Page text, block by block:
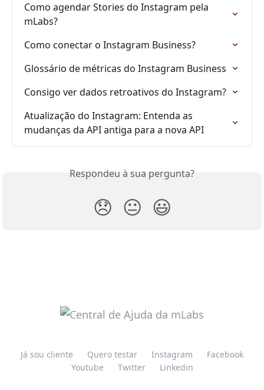
Como agendar Stories do Instagram pela
mLabs?
Como conectar o Instagram Business?
Glossário de métricas do Instagram Business
Consigo ver dados retroativos do Instagram?
Atualização do Instagram: Entenda as
mudanças da API antiga para a nova API
Respondeu à sua pergunta?
😞 😐 😃
Já sou cliente Quero testar Instagram
Facebook
Youtube
Twitter Linkedin